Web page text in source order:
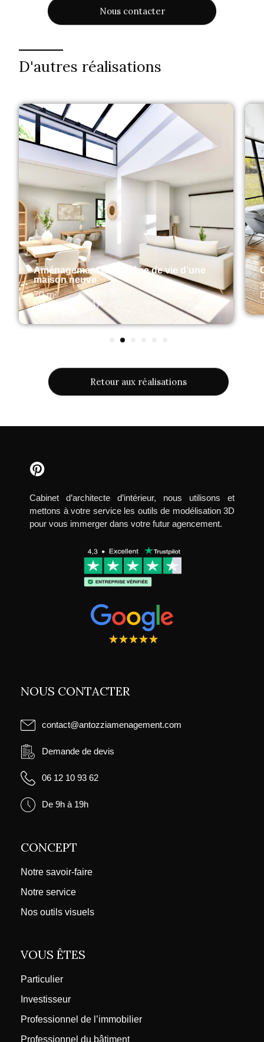
Nous contacter
D'autres réalisations
Aménagement de la pièce de vie d’une
maison neuve
70 m²
Montpellier (34)
5
Retour aux réalisations
Cabinet d’architecte d’intérieur, nous utilisons et
mettons à votre service les outils de modélisation 3D
pour vous immerger dans votre futur agencement.
★★★★★
NOUS CONTACTER
contact@antozziamenagement.com
Demande de devis
06 12 10 93 62
De 9h à 19h
CONCEPT
Notre savoir-faire
Notre service
Nos outils visuels
VOUS ÊTES
Particulier
Investisseur
Professionnel de l’immobilier
Professionnel du bâtiment